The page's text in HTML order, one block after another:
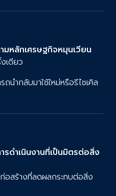
มหลักเศรษฐกิจหมุนเวียน
เดียว
นำกลับมาใช้ใหม่หรือรีไซเคิล
ดำเนินงานที่เป็นมิตรต่อสิ่ง
ก่อสร้างที่ลดผลกระทบต่อสิ่ง